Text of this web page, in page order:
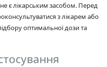
є лікарським засобом. Перед
з лікарем або
оптимальної дози та